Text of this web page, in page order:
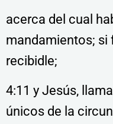
acerca del cual
mandamientos; si
recibidle;
4:11 y Jesús,
únicos de la